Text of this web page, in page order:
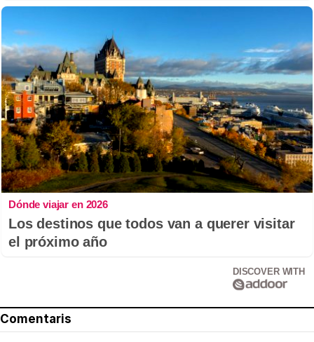
Dónde viajar en 2026
Los destinos que todos van a querer visitar
el próximo año
DISCOVER WITH
Comentaris